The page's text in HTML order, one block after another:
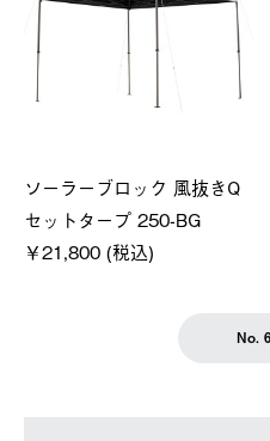
ソーラーブロック 風抜きQ
セットタープ 250-BG
￥21,800 (税込)
No.